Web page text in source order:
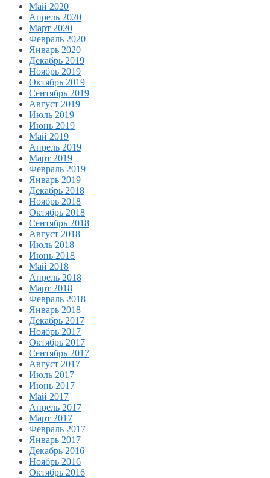
Май 2020
Апрель 2020
Март 2020
Февраль 2020
Январь 2020
Декабрь 2019
Ноябрь 2019
Октябрь 2019
Сентябрь 2019
Август 2019
Июль 2019
Июнь 2019
Май 2019
Апрель 2019
Март 2019
Февраль 2019
Январь 2019
Декабрь 2018
Ноябрь 2018
Октябрь 2018
Сентябрь 2018
Август 2018
Июль 2018
Июнь 2018
Май 2018
Апрель 2018
Март 2018
Февраль 2018
Январь 2018
Декабрь 2017
Ноябрь 2017
Октябрь 2017
Сентябрь 2017
Август 2017
Июль 2017
Июнь 2017
Май 2017
Апрель 2017
Март 2017
Февраль 2017
Январь 2017
Декабрь 2016
Ноябрь 2016
Октябрь 2016